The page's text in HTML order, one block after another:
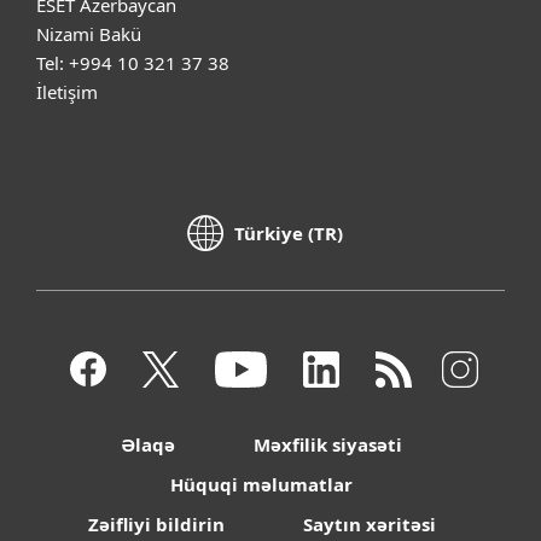
Nizami Bakü
Tel: +994 10 321 37 38
İletişim
Türkiye (TR)
Əlaqə
Məxfilik siyasəti
Hüquqi məlumatlar
Zəifliyi bildirin
Saytın xəritəsi